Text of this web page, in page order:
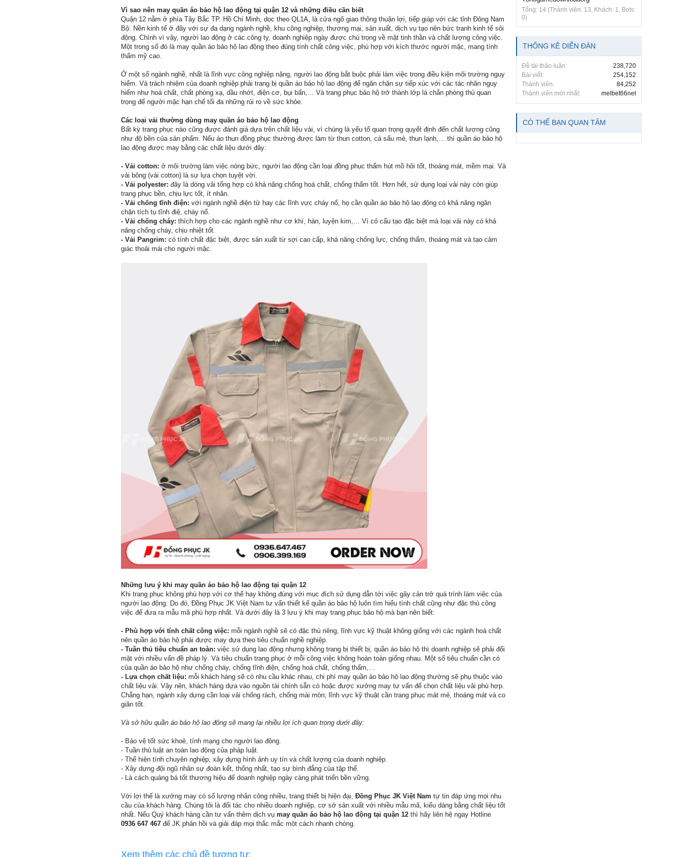
Vì sao nên may quần áo bảo hộ lao động tại quận 12 và những điều cần biết
Quận 12 nằm ở phía Tây Bắc TP. Hồ Chí Minh, dọc theo QL1A, là cửa ngõ giao thông thuận lợi, tiếp giáp với các tỉnh Đông Nam
Bộ. Nền kinh tế ở đây với sự đa dạng ngành nghề, khu công nghiệp, thương mại, sản xuất, dịch vụ tạo nên bức tranh kinh tế sôi
động. Chính vì vậy, người lao động ở các công ty, doanh nghiệp ngày được chú trọng về mặt tinh thần và chất lượng công việc.
Một trong số đó là may quần áo bảo hộ lao động theo đúng tính chất công việc, phù hợp với kích thước người mặc, mang tính
thẩm mỹ cao.
Ở một số ngành nghề, nhất là lĩnh vực công nghiệp nặng, người lao động bắt buộc phải làm việc trong điều kiện môi trường nguy
hiểm. Và trách nhiệm của doanh nghiệp phải trang bị quần áo bảo hộ lao động để ngăn chặn sự tiếp xúc với các tác nhân nguy
hiểm như hoá chất, chất phóng xạ, dầu nhớt, điện cơ, bụi bẩn,… Và trang phục bảo hộ trở thành lớp lá chắn phòng thủ quan
trọng để người mặc hạn chế tối đa những rủi ro về sức khỏe.
Các loại vải thường dùng may quần áo bảo hộ lao động
Bất kỳ trang phục nào cũng được đánh giá dựa trên chất liệu vải, vì chúng là yếu tố quan trọng quyết định đến chất lượng cũng
như độ bền của sản phẩm. Nếu áo thun đồng phục thường được làm từ thun cotton, cá sấu mè, thun lạnh,… thì quần áo bảo hộ
lao động được may bằng các chất liệu dưới đây:
- Vải cotton: ở môi trường làm việc nóng bức, người lao động cần loại đồng phục thấm hút mồ hôi tốt, thoáng mát, mềm mại. Và
vải bông (vải cotton) là sự lựa chọn tuyệt vời.
- Vải polyester: đây là dòng vải tổng hợp có khả năng chống hoá chất, chống thấm tốt. Hơn hết, sử dụng loại vải này còn giúp
trang phục bền, chịu lực tốt, ít nhăn.
- Vải chống tĩnh điện: với ngành nghề điện tử hay các lĩnh vực cháy nổ, họ cần quần áo bảo hộ lao động có khả năng ngăn
chặn tích tụ tĩnh điệ, cháy nổ.
- Vải chống cháy: thích hợp cho các ngành nghề như cơ khí, hàn, luyện kim,… Vì có cấu tạo đặc biệt mà loại vải này có khả
năng chống cháy, chịu nhiệt tốt.
- Vải Pangrim: có tính chất đặc biệt, được sản xuất từ sợi cao cấp, khả năng chống lực, chống thấm, thoáng mát và tạo cảm
giác thoải mái cho người mặc.
Những lưu ý khi may quần áo bảo hộ lao động tại quận 12
Khi trang phục không phù hợp với cơ thể hay không đúng với mục đích sử dụng dẫn tới việc gây cản trở quá trình làm việc của
người lao động. Do đó, Đồng Phục JK Việt Nam tư vấn thiết kế quần áo bảo hộ luôn tìm hiểu tính chất cũng như đặc thù công
việc để đưa ra mẫu mã phù hợp nhất. Và dưới đây là 3 lưu ý khi may trang phục bảo hộ mà bạn nên biết:
- Phù hợp với tính chất công việc: mỗi ngành nghề sẽ có đặc thù riêng, lĩnh vực kỹ thuật không giống với các ngành hoá chất
nên quần áo bảo hộ phải được may dựa theo tiêu chuẩn nghề nghiệp.
- Tuân thủ tiêu chuẩn an toàn: việc sử dụng lao động nhưng không trang bị thiết bị, quần áo bảo hộ thì doanh nghiệp sẽ phải đối
mặt với nhiều vấn đề pháp lý. Và tiêu chuẩn trang phục ở mỗi công việc không hoàn toàn giống nhau. Một số tiêu chuẩn cần có
của quần áo bảo hộ như chống cháy, chống tĩnh điện, chống hoá chất, chống thấm,…
- Lựa chọn chất liệu: mỗi khách hàng sẽ có nhu cầu khác nhau, chi phí may quần áo bảo hộ lao động thường sẽ phụ thuộc vào
chất liệu vải. Vậy nên, khách hàng dựa vào nguồn tài chính sẵn có hoặc được xưởng may tư vấn để chọn chất liệu vải phù hợp.
Chẳng hạn, ngành xây dựng cần loại vải chống rách, chống mài mòn; lĩnh vực kỹ thuật cần trang phục mát mẻ, thoáng mát và co
giãn tốt.
Và sở hữu quần áo bảo hộ lao động sẽ mang lại nhiều lợi ích quan trọng dưới đây:
- Bảo vệ tốt sức khoẻ, tính mạng cho người lao động.
- Tuần thủ luật an toàn lao động của pháp luật.
- Thể hiện tính chuyên nghiệp, xây dựng hình ảnh uy tín và chất lượng của doanh nghiệp.
- Xây dựng đội ngũ nhân sự đoàn kết, thống nhất, tạo sự bình đẳng của tập thể.
- Là cách quảng bá tốt thương hiệu để doanh nghiệp ngày càng phát triển bền vững.
Với lợi thế là xưởng may có số lượng nhân công nhiều, trang thiết bị hiện đại, Đồng Phục JK Việt Nam tự tin đáp ứng mọi nhu
cầu của khách hàng. Chúng tôi là đối tác cho nhiều doanh nghiệp, cơ sở sản xuất với nhiều mẫu mã, kiểu dáng bằng chất liệu tốt
nhất. Nếu Quý khách hàng cần tư vấn thêm dịch vụ may quần áo bảo hộ lao động tại quận 12 thì hãy liên hệ ngay Hotline
0936 647 467 để JK phản hồi và giải đáp mọi thắc mắc một cách nhanh chóng.
Xem thêm các chủ đề tương tự:
Tổng: 14 (Thành viên: 13, Khách: 1, Bots:
0)
THỐNG KÊ DIỄN ĐÀN
Đề tài thảo luận:
238,720
Bài viết:
254,152
Thành viên:
84,252
Thành viên mới nhất:
melbet66net
CÓ THỂ BẠN QUAN TÂM